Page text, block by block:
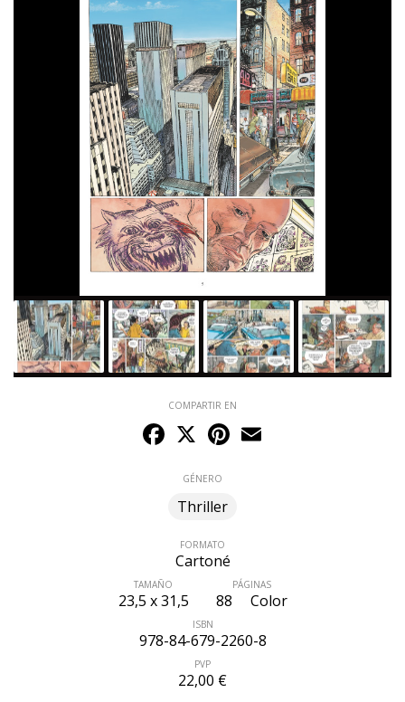
COMPARTIR EN
Facebook
X Pinterest
GÉNERO
Thriller
FORMATO
Cartoné
TAMAÑO
23,5 x 31,5
PÁGINAS
88 Color
ISBN
978-84-679-2260-8
PVP
22,00 €